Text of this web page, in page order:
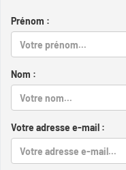
Prénom :
Nom :
Votre adresse e-mail :